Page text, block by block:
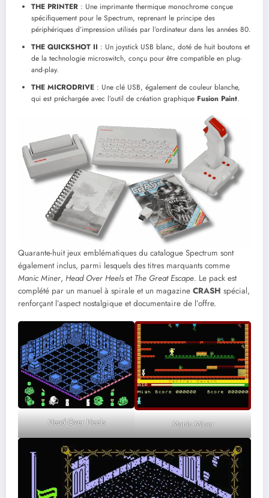
THE PRINTER : Une imprimante thermique monochrome conçue
spécifiquement pour le Spectrum, reprenant le principe des
périphériques d’impression utilisés par l’ordinateur dans les années 80.
THE QUICKSHOT II : Un joystick USB blanc, doté de huit boutons et
de la technologie microswitch, conçu pour être compatible en plug-
and-play.
THE MICRODRIVE : Une clé USB, également de couleur blanche,
qui est préchargée avec l’outil de création graphique Fusion Paint.
Quarante-huit jeux emblématiques du catalogue Spectrum sont
également inclus, parmi lesquels des titres marquants comme
Manic Miner, Head Over Heels et The Great Escape. Le pack est
complété par un manuel à spirale et un magazine CRASH spécial,
renforçant l’aspect nostalgique et documentaire de l’offre.
Head Over Heels Manic Miner